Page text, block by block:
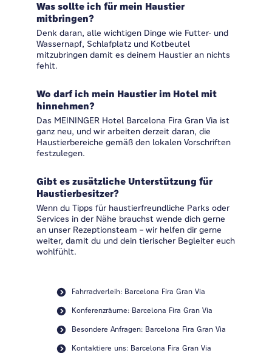
Was sollte ich für mein Haustier
mitbringen?
Denk daran, alle wichtigen Dinge wie Futter- und
Wassernapf, Schlafplatz und Kotbeutel
mitzubringen damit es deinem Haustier an nichts
fehlt.
Wo darf ich mein Haustier im Hotel mit
hinnehmen?
Das MEININGER Hotel Barcelona Fira Gran Via ist
ganz neu, und wir arbeiten derzeit daran, die
Haustierbereiche gemäß den lokalen Vorschriften
festzulegen.
Gibt es zusätzliche Unterstützung für
Haustierbesitzer?
Wenn du Tipps für haustierfreundliche Parks oder
Services in der Nähe brauchst wende dich gerne
an unser Rezeptionsteam – wir helfen dir gerne
weiter, damit du und dein tierischer Begleiter euch
wohlfühlt.
Fahrradverleih: Barcelona Fira Gran Via
Konferenzräume: Barcelona Fira Gran Via
Besondere Anfragen: Barcelona Fira Gran Via
Kontaktiere uns: Barcelona Fira Gran Via